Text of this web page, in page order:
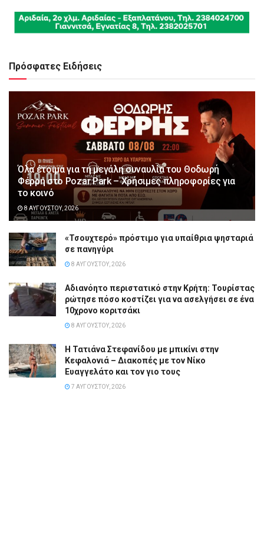
Πρόσφατες Ειδήσεις
Όλα έτοιμα για τη μεγάλη συναυλία του Θοδωρή
Φέρρη στο Pozar Park – Χρήσιμες πληροφορίες για
το κοινό
8 ΑΥΓΟΎΣΤΟΥ, 2026
«Τσουχτερό» πρόστιμο για υπαίθρια ψησταριά
σε πανηγύρι
8 ΑΥΓΟΎΣΤΟΥ, 2026
Αδιανόητο περιστατικό στην Κρήτη: Τουρίστας
ρώτησε πόσο κοστίζει για να ασελγήσει σε ένα
10χρονο κοριτσάκι
8 ΑΥΓΟΎΣΤΟΥ, 2026
Η Τατιάνα Στεφανίδου με μπικίνι στην
Κεφαλονιά – Διακοπές με τον Νίκο
Ευαγγελάτο και τον γιο τους
7 ΑΥΓΟΎΣΤΟΥ, 2026